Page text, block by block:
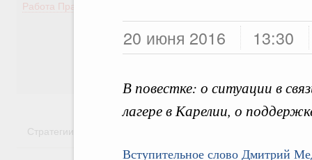
20 июня 2016 13:30
В повестке: о ситуации в
лагере в Карелии, о
Вступительное слово Дмитрий
Работа Правительства
Здоровье
Образование
Культура
Стратегии